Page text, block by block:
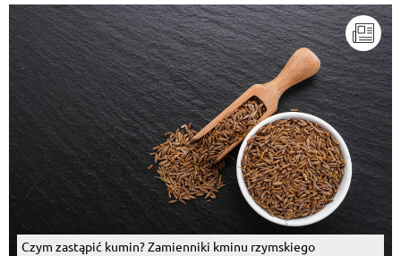
Czym zastąpić kumin? Zamienniki kminu rzymskiego